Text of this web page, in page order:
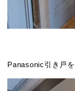
Panasonic引き戸を